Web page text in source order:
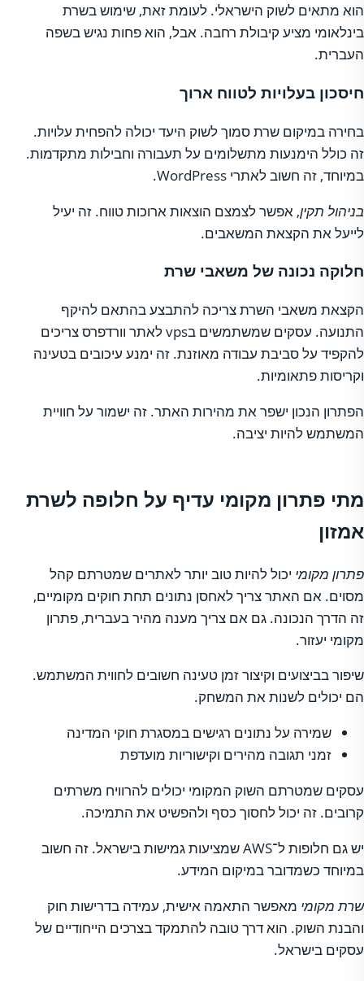
הוא מתאים לשוק הישראלי. לעומת זאת, שימוש בשרת
בינלאומי מציע קיבולת רחבה. אבל, הוא פחות נגיש בשפה
העברית.
חיסכון בעלויות לטווח ארוך
בחירה במיקום שרת סמוך לשוק היעד יכולה להפחית עלויות.
זה כולל הימנעות מתשלומים על תעבורה וחבילות מתקדמות.
במיוחד, זה חשוב לאתרי WordPress.
בניהול תקין, אפשר לצמצם הוצאות ארוכות טווח. זה יעיל
לייעל את הקצאת המשאבים.
חלוקה נכונה של משאבי שרת
הקצאת משאבי השרת צריכה להתבצע בהתאם להיקף
התנועה. עסקים שמשתמשים בvps לאתר וורדפרס צריכים
להקפיד על סביבת עבודה מאוזנת. זה ימנע עיכובים בטעינה
וקריסות פתאומיות.
הפתרון הנכון ישפר את מהירות האתר. זה ישמור על חוויית
המשתמש להיות יציבה.
מתי פתרון מקומי עדיף על חלופה לשרת
אמזון
פתרון מקומי יכול להיות טוב יותר לאתרים שמטרתם קהל
מסוים. אם האתר צריך לאחסן נתונים תחת חוקים מקומיים,
זה הדרך הנכונה. גם אם צריך מענה מהיר בעברית, פתרון
מקומי יעזור.
שיפור בביצועים וקיצור זמן טעינה חשובים לחווית המשתמש.
הם יכולים לשנות את המשחק.
שמירה על נתונים רגישים במסגרת חוקי המדינה
זמני תגובה מהירים וקישוריות מועדפת
עסקים שמטרתם השוק המקומי יכולים להרוויח משרתים
קרובים. זה יכול לחסוך כסף ולהפשיט את התמיכה.
יש גם חלופות ל־AWS שמציעות גמישות בישראל. זה חשוב
במיוחד כשמדובר במיקום המידע.
שרת מקומי מאפשר התאמה אישית, עמידה בדרישות חוק
והבנת השוק. הוא דרך טובה להתמקד בצרכים הייחודיים של
עסקים בישראל.